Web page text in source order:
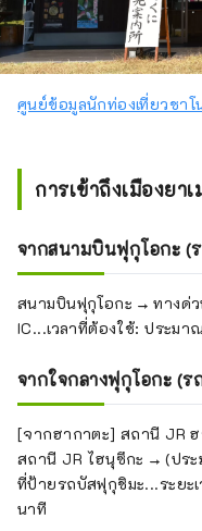
ศูนย์ข้อมูลนักท่องเที่ยวชาโ
การเข้าถึงเมืองยาเ
จากสนามบินฟุกุโอกะ (
สนามบินฟุกุโอกะ → ทางด่
IC...เวลาที่ต้องใช้: ประม
จากใจกลางฟุกุโอกะ (
[จากฮากาตะ] สถานี JR
สถานี JR ไฮนุซึกะ → (ปร
ที่ป้ายรถบัสฟุกุชิมะ...ระยะ
นาที